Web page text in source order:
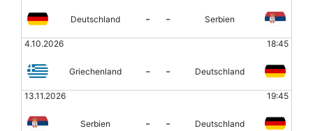
Deutschland - - Serbien
4.10.2026 18:45
Griechenland - - Deutschland
13.11.2026 19:45
Serbien - - Deutschland